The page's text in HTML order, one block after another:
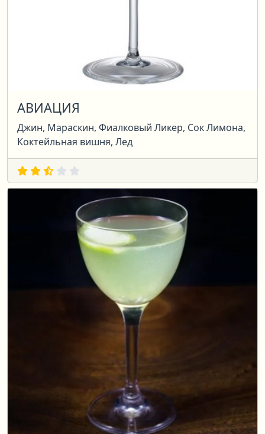
АВИАЦИЯ
Джин, Мараскин, Фиалковый Ликер, Сок Лимона,
Коктейльная вишня, Лед